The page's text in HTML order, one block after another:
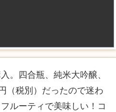
。四合瓶、純米大吟醸、
（税別）だったので迷わ
ルーティで美味しい！コ